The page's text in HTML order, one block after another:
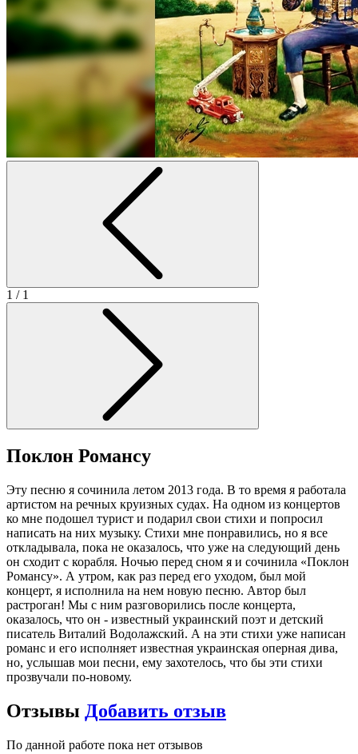
1 / 1
Поклон Романсу
Эту песню я сочинила летом 2013 года. В то время я работала
артистом на речных круизных судах. На одном из концертов
ко мне подошел турист и подарил свои стихи и попросил
написать на них музыку. Стихи мне понравились, но я все
откладывала, пока не оказалось, что уже на следующий день
он сходит с корабля. Ночью перед сном я и сочинила «Поклон
Романсу». А утром, как раз перед его уходом, был мой
концерт, я исполнила на нем новую песню. Автор был
растроган! Мы с ним разговорились после концерта,
оказалось, что он - известный украинский поэт и детский
писатель Виталий Водолажский. А на эти стихи уже написан
романс и его исполняет известная украинская оперная дива,
но, услышав мои песни, ему захотелось, что бы эти стихи
прозвучали по-новому.
Отзывы Добавить отзыв
По данной работе пока нет отзывов